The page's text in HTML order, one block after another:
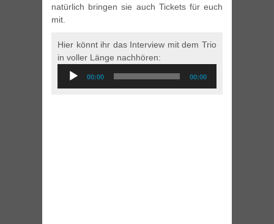
natürlich bringen sie auch Tickets für euch
mit.
Hier könnt ihr das Interview mit dem Trio
in voller Länge nachhören:
Audio
Player
00:00 00:00